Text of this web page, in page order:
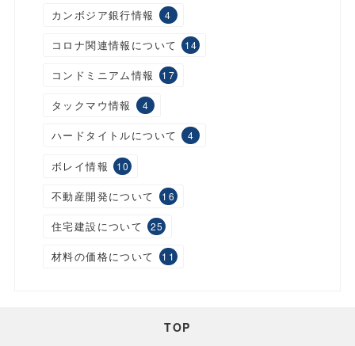
カンボジア銀行情報 4
コロナ関連情報について 14
コンドミニアム情報 17
タックマウ情報 4
ハードタイトルについて 4
ボレイ情報 10
不動産開発について 16
住宅建設について 25
材料の価格について 11
TOP